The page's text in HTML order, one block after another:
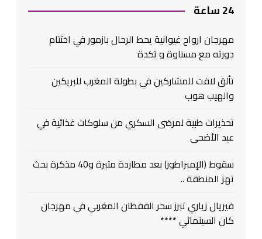
24 ساعة
مهرجان ارواح غيوانية يحط الرحال بازمور في اختتام
دورته مع مسناوة و تكدة
تألق لافت للمشاركين في بطولة المغرب للبريكين
والهيب هوب
تحذيرات طبية لمرضى السكري من سلوكات غذائية في
عيد الأضحى
سقوط (الإمبراطور) بعد مطاردة متيرة و40 مذكرة بحث
تهز المنطقة ..
فيريال زياري تبرز سحر القفطان المغربي في مهرجان
كان السينمائي ****